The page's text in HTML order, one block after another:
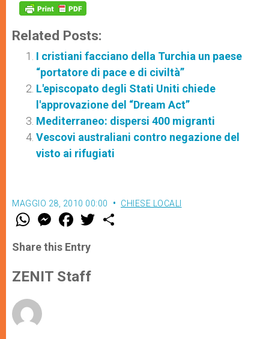
Related Posts:
I cristiani facciano della Turchia un paese
“portatore di pace e di civiltà”
L'episcopato degli Stati Uniti chiede
l'approvazione del “Dream Act”
Mediterraneo: dispersi 400 migranti
Vescovi australiani contro negazione del
visto ai rifugiati
MAGGIO 28, 2010 00:00 CHIESE LOCALI
W
t
s
p
p
M
e
s
e
g
e
F
a
e
b
o
k
w
Share this Entry
ZENIT Staff